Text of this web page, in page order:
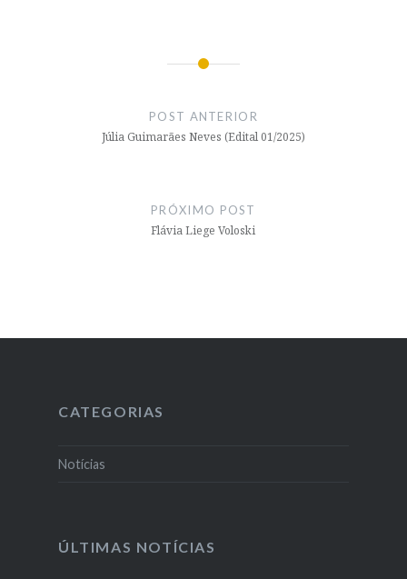
POST ANTERIOR
Júlia Guimarães Neves (Edital 01/2025)
PRÓXIMO POST
Flávia Liege Voloski
CATEGORIAS
Notícias
ÚLTIMAS NOTÍCIAS